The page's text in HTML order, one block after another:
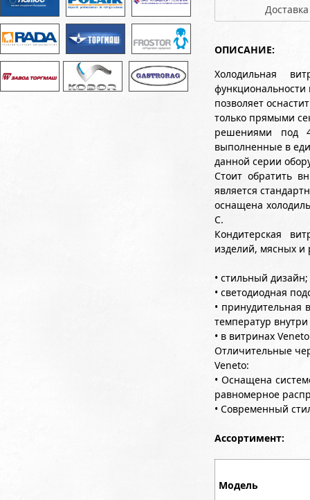
Доставка
ОПИСАНИЕ:
Холодильная
функциональности
позволяет
только прямыми
решениями под
выполненные в
данной серии
Стоит обратить
является
оснащена
С.
Кондитерская
изделий, мясных и
• стильный дизайн;
• светодиодная
• принудительная
температур
• в витринах
Отличительные
Veneto:
• Оснащена
равномерное
• Современный
Ассортимент:
Модель